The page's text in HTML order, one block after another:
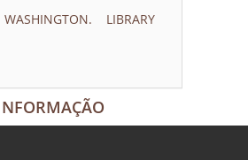
LIBRARY